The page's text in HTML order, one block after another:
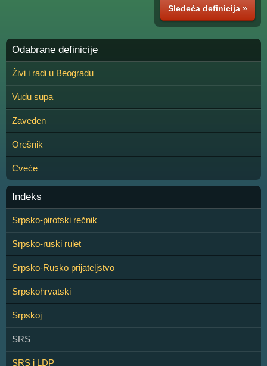
Sledeća definicija »
Odabrane definicije
Živi i radi u Beogradu
Vudu supa
Zaveden
Orešnik
Cveće
Indeks
Srpsko-pirotski rečnik
Srpsko-ruski rulet
Srpsko-Rusko prijateljstvo
Srpskohrvatski
Srpskoj
SRS
SRS i LDP